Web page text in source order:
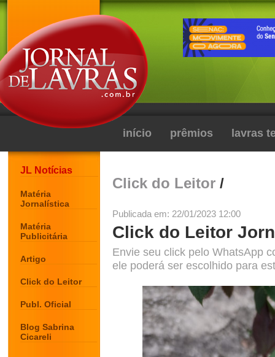
início prêmios lavras
JL Notícias
Matéria
Jornalística
Matéria
Publicitária
Artigo
Click do Leitor
Publ. Oficial
Blog Sabrina
Cicareli
Click do Leitor /
Publicada em: 22/01/2023 12:00
Click do Leitor
Envie seu click pelo WhatsApp
ele poderá ser escolhido para